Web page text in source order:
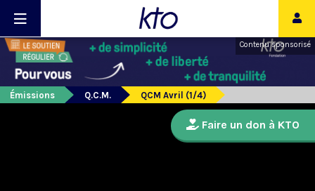
Contenu sponsorisé
Émissions Q.C.M. QCM Avril (1/4)
Faire un don à KTO